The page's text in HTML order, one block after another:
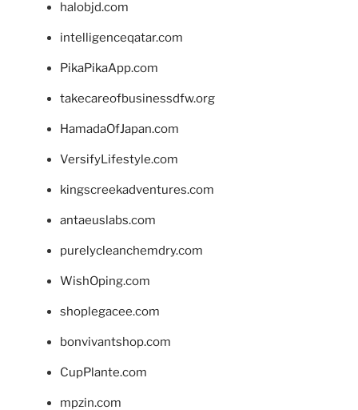
halobjd.com
intelligenceqatar.com
PikaPikaApp.com
takecareofbusinessdfw.org
HamadaOfJapan.com
VersifyLifestyle.com
kingscreekadventures.com
antaeuslabs.com
purelycleanchemdry.com
WishOping.com
shoplegacee.com
bonvivantshop.com
CupPlante.com
mpzin.com